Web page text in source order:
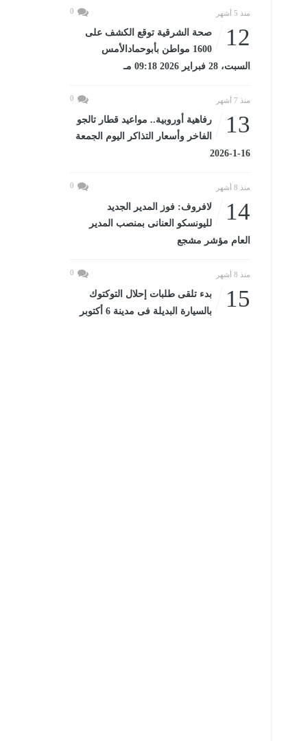
منذ 5 أشهر 0
12
صحة الشرقية توقع الكشف على
1600 مواطن بأبوحمادالأمس
السبت، 28 فبراير 2026 09:18 مـ
منذ 7 أشهر 0
13
رفاهية أوروبية.. مواعيد قطار تالجو
الفاخر وأسعار التذاكر اليوم الجمعة
16-1-2026
منذ 8 أشهر 0
14
لافروف: فوز المدير الجديد
لليونسكو العنانى بمنصب المدير
العام مؤشر مشجع
منذ 8 أشهر 0
15
بدء تلقى طلبات إحلال التوكتوك
بالسيارة البديلة فى مدينة 6 أكتوبر